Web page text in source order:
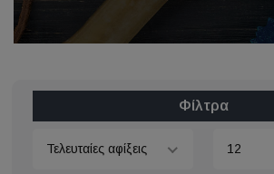
Φίλτρα
Τελευταίες αφίξεις 12